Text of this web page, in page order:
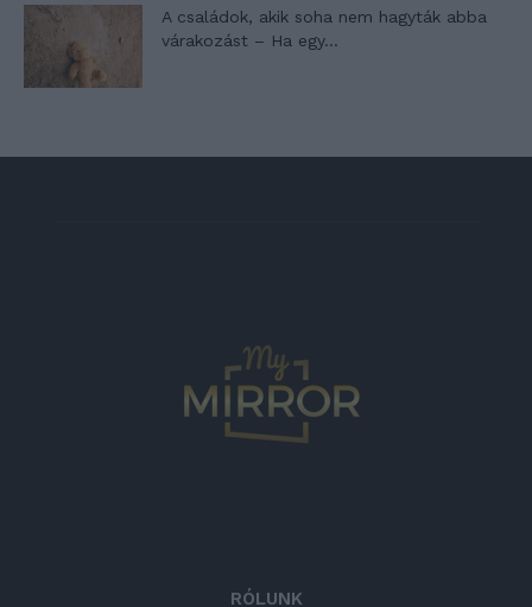
A családok, akik soha nem hagyták abba
várakozást – Ha egy...
RÓLUNK